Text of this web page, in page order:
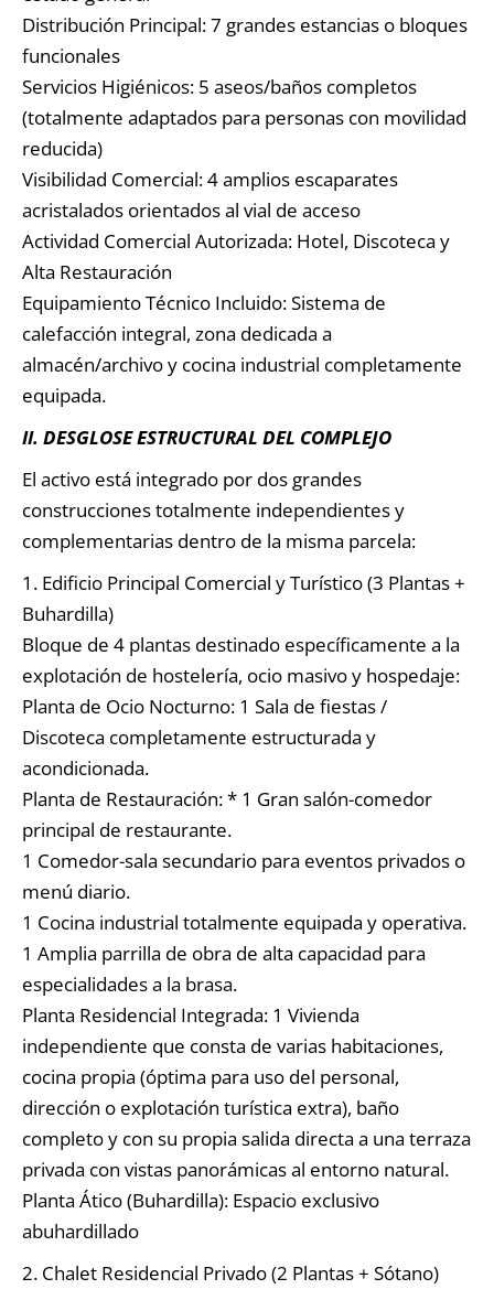
Distribución Principal: 7 grandes estancias o bloques
funcionales
Servicios Higiénicos: 5 aseos/baños completos
(totalmente adaptados para personas con movilidad
reducida)
Visibilidad Comercial: 4 amplios escaparates
acristalados orientados al vial de acceso
Actividad Comercial Autorizada: Hotel, Discoteca y
Alta Restauración
Equipamiento Técnico Incluido: Sistema de
calefacción integral, zona dedicada a
almacén/archivo y cocina industrial completamente
equipada.
II. DESGLOSE ESTRUCTURAL DEL COMPLEJO
El activo está integrado por dos grandes
construcciones totalmente independientes y
complementarias dentro de la misma parcela:
1.⁠ ⁠Edificio Principal Comercial y Turístico (3 Plantas +
Buhardilla)
Bloque de 4 plantas destinado específicamente a la
explotación de hostelería, ocio masivo y hospedaje:
Planta de Ocio Nocturno: 1 Sala de fiestas /
Discoteca completamente estructurada y
acondicionada.
Planta de Restauración: * 1 Gran salón-comedor
principal de restaurante.
1 Comedor-sala secundario para eventos privados o
menú diario.
1 Cocina industrial totalmente equipada y operativa.
1 Amplia parrilla de obra de alta capacidad para
especialidades a la brasa.
Planta Residencial Integrada: 1 Vivienda
independiente que consta de varias habitaciones,
cocina propia (óptima para uso del personal,
dirección o explotación turística extra), baño
completo y con su propia salida directa a una terraza
privada con vistas panorámicas al entorno natural.
Planta Ático (Buhardilla): Espacio exclusivo
abuhardillado
2.⁠ ⁠Chalet Residencial Privado (2 Plantas + Sótano)